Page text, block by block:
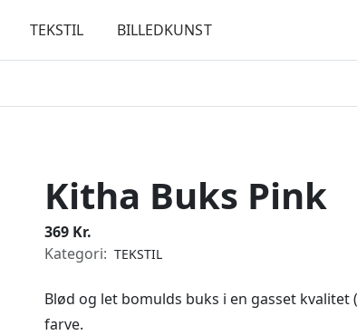
TEKSTIL BILLEDKUNST
Kitha Buks Pink
369 Kr.
Kategori: TEKSTIL
Blød og let bomulds buks i en gasset
farve.